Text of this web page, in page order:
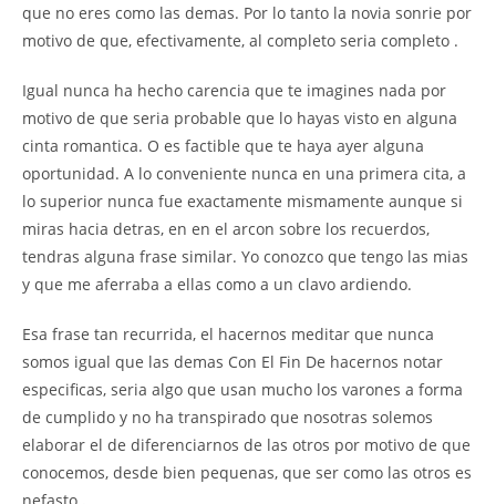
que no eres como las demas. Por lo tanto la novia sonrie por
motivo de que, efectivamente, al completo seria completo .
Igual nunca ha hecho carencia que te imagines nada por
motivo de que seria probable que lo hayas visto en alguna
cinta romantica. O es factible que te haya ayer alguna
oportunidad. A lo conveniente nunca en una primera cita, a
lo superior nunca fue exactamente mismamente aunque si
miras hacia detras, en en el arcon sobre los recuerdos,
tendras alguna frase similar. Yo conozco que tengo las mias
y que me aferraba a ellas como a un clavo ardiendo.
Esa frase tan recurrida, el hacernos meditar que nunca
somos igual que las demas Con El Fin De hacernos notar
especificas, seria algo que usan mucho los varones a forma
de cumplido y no ha transpirado que nosotras solemos
elaborar el de diferenciarnos de las otros por motivo de que
conocemos, desde bien pequenas, que ser como las otros es
nefasto .